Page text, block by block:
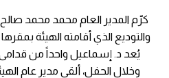
كرّم المدير العام محمد محمد
والتوديع الذي أقامته الهيئة
يُعد د. إسماعيل واحداً من
وخلال الحفل، ألقى مدير عام